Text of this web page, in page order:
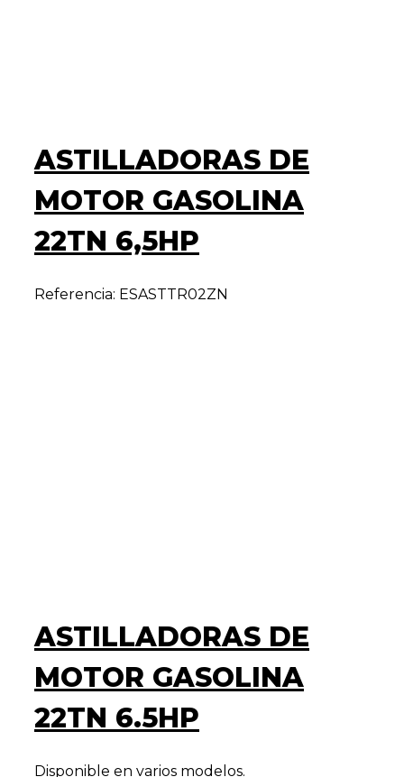
ASTILLADORAS DE
MOTOR GASOLINA
22TN 6,5HP
Referencia: ESASTTR02ZN
ASTILLADORAS DE
MOTOR GASOLINA
22TN 6.5HP
Disponible en varios modelos.